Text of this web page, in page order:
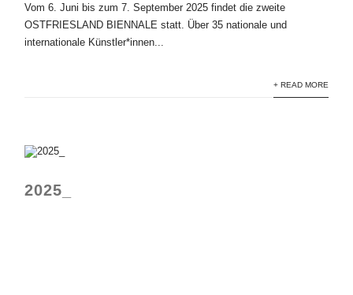
Vom 6. Juni bis zum 7. September 2025 findet die zweite
OSTFRIESLAND BIENNALE statt. Über 35 nationale und
internationale Künstler*innen...
+ READ MORE
2025_